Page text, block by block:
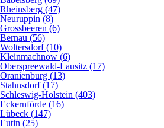
Rheinsberg (47)
Neuruppin (8)
Grossbeeren (6)
Bernau (56)
Woltersdorf (10)
Kleinmachnow (6)
Oberspreewald-Lausitz (17)
Oranienburg (13)
Stahnsdorf (17)
Schleswig-Holstein (403)
Eckernförde (16)
Lübeck (147)
Eutin (25)